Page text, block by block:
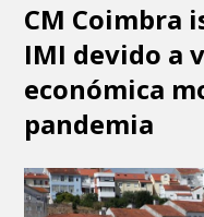
CM Coimbra
IMI devido a
económica
pandemia